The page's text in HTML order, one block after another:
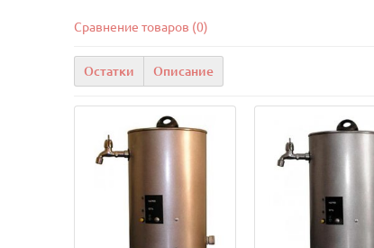
Сравнение товаров (0)
Остатки Описание